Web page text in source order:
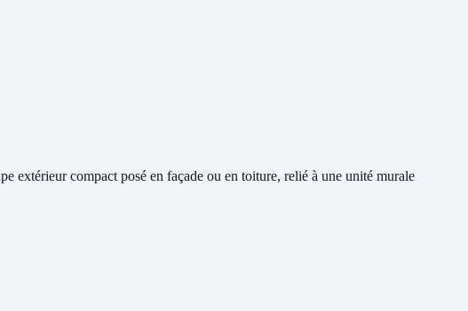
extérieur compact posé en façade ou en toiture, relié à une unité murale